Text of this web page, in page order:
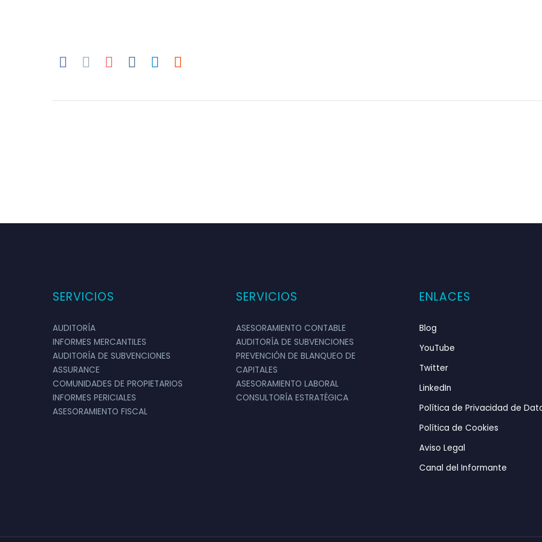
SERVICIOS
AUDITORÍA
INFORMES MERCANTILES
AUDITORÍA DE SUBVENCIONES
ASSURANCE
COMUNIDADES DE PROPIETARIOS
INFORMES PERICIALES
ASESORAMIENTO FISCAL
SERVICIOS
ASESORAMIENTO CONTABLE
AUDITORÍA DE SUBVENCIONES
PREVENCIÓN DE BLANQUEO DE
CAPITALES
ASESORAMIENTO LABORAL
CONSULTORÍA ESTRATÉGICA
ENLACES
Blog
YouTube
Twitter
LinkedIn
Política de Privacidad de
Política de Cookies
Aviso Legal
Canal del Informante